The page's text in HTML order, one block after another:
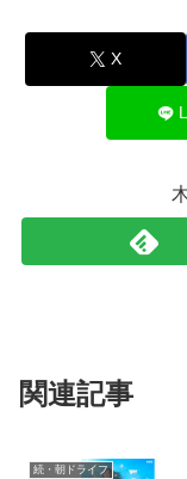
X
関連記事
続・朝ドライフ